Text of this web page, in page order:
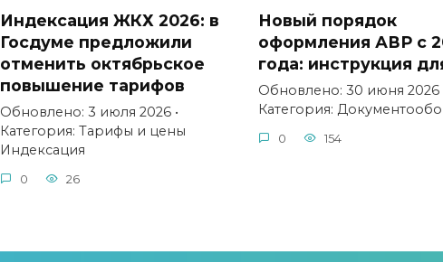
Индексация ЖКХ 2026: в
Госдуме предложили
отменить октябрьское
повышение тарифов
Обновлено: 3 июля 2026 •
Категория: Тарифы и цены
Индексация
0 26
Новый порядок
оформления АВР с
года: инструкция
Обновлено: 30 июня 2026
Категория:
0 154